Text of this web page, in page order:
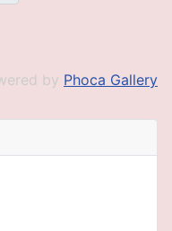
by Phoca Gallery